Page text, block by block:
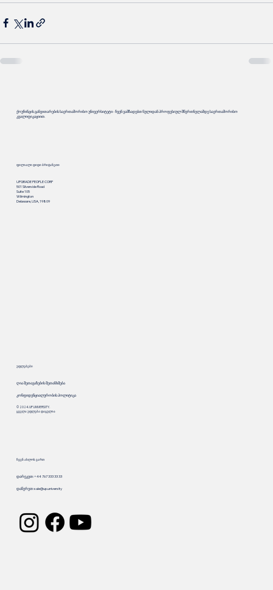
ქოუჩინგის განვითარების საერთაშორისო უნივერსიტეტი - ჩვენ ვამზადებთ ნულიდან პროფესიულ მწვრთნელამდე საერთაშორისო
კვალიფიკაციით.
ფილიალი დიდი ბრიტანეთი
UPGRADE PEOPLE CORP
501 Silverside Road
Suite 105
Wilmington
Delaware, USA, 19809
უფლებები
ღია შეთავაზების შეთანხმება
კონფიდენციალურობის პოლიტიკა
© 2024. UP.UNIVERSITY.
ყველა უფლება დაცულია
ჩვენ ახლოს ვართ
დაწერეთ:sale@up.university
დარეკეთ: +44 767 333 33 33